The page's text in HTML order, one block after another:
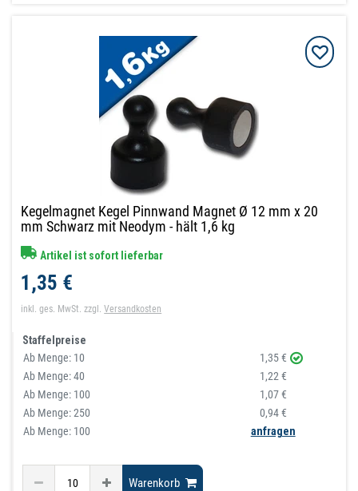
Kegelmagnet Kegel Pinnwand Magnet Ø 12 mm x 20
mm Schwarz mit Neodym - hält 1,6 kg
Artikel ist sofort lieferbar
1,35 €
inkl. ges. MwSt. zzgl.Versandkosten
Staffelpreise
Ab Menge: 10
1,35 €
Ab Menge:40
1,22 €
Ab Menge: 100
1,07 €
Ab Menge:250
0,94 €
Ab Menge: 100
anfragen
Warenkorb